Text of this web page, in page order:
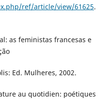
ref/article/view/61625.
as feministas francesas e
Ed. Mulheres, 2002.
au quotidien: poétiques